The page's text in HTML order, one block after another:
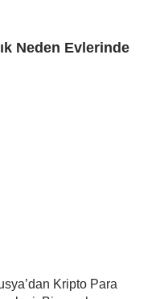
Neden Evlerinde
Kripto Para